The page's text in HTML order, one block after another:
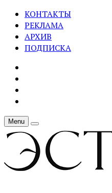
КОНТАКТЫ
РЕКЛАМА
АРХИВ
ПОДПИСКА
Menu